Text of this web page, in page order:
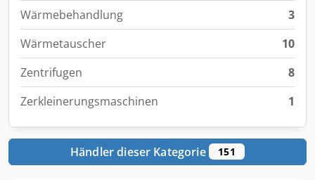
Wärmebehandlung
3
Wärmetauscher
10
Zentrifugen
8
Zerkleinerungsmaschinen
1
Händler dieser Kategorie 151